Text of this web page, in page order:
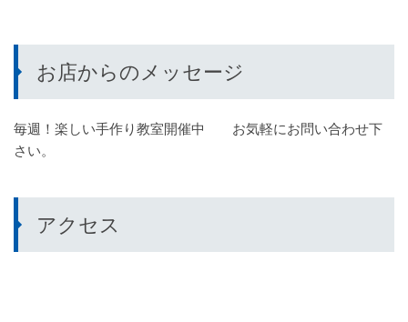
お店からのメッセージ
毎週！楽しい手作り教室開催中 お気軽にお問い合わせ下
さい。
アクセス